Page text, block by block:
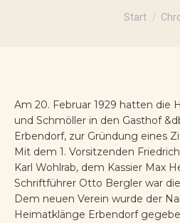
Start
Am 20. Februar 1929 hatten die
und Schmöller in den Gasthof
Erbendorf, zur Gründung eines
Mit dem 1. Vorsitzenden
Karl Wohlrab, dem Kassier Max
Schriftführer Otto Bergler war
Dem neuen Verein wurde der
Heimatklänge Erbendorf